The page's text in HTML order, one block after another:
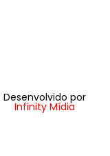
Desenvolvido por
Infinity Mídia